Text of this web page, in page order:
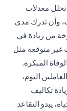
تحلل معدلات
وأن تدرك مدى
من زيادة في
غير متوقعة مثل
المبكرة.
اليوم،
تكاليف
يبدو التقاعد